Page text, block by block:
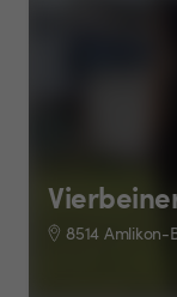
8514 Amlikon-